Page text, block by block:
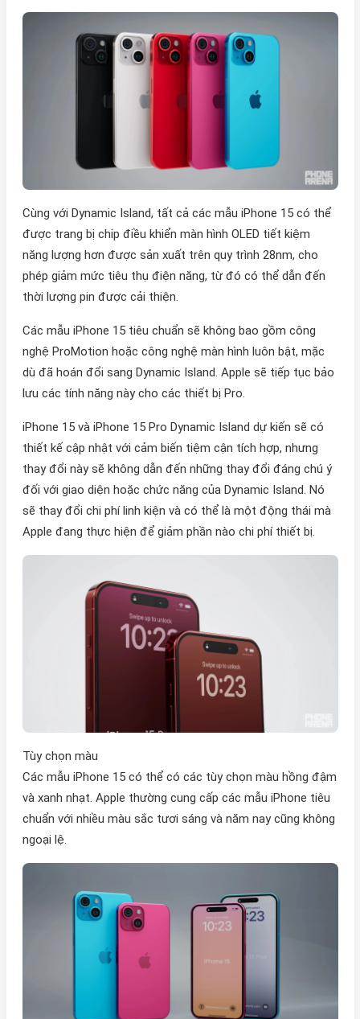
Cùng với Dynamic Island, tất cả các mẫu iPhone 15 có thể
được trang bị chip điều khiển màn hình OLED tiết kiệm
năng lượng hơn được sản xuất trên quy trình 28nm, cho
phép giảm mức tiêu thụ điện năng, từ đó có thể dẫn đến
thời lượng pin được cải thiện.
Các mẫu iPhone 15 tiêu chuẩn sẽ không bao gồm công
nghệ ProMotion hoặc công nghệ màn hình luôn bật, mặc
dù đã hoán đổi sang Dynamic Island. Apple sẽ tiếp tục bảo
lưu các tính năng này cho các thiết bị Pro.
iPhone 15 và iPhone 15 Pro Dynamic Island dự kiến sẽ có
thiết kế cập nhật với cảm biến tiệm cận tích hợp, nhưng
thay đổi này sẽ không dẫn đến những thay đổi đáng chú ý
đối với giao diện hoặc chức năng của Dynamic Island. Nó
sẽ thay đổi chi phí linh kiện và có thể là một động thái mà
Apple đang thực hiện để giảm phần nào chi phí thiết bị.
Tùy chọn màu
Các mẫu iPhone 15 có thể có các tùy chọn màu hồng đậm
và xanh nhạt. Apple thường cung cấp các mẫu iPhone tiêu
chuẩn với nhiều màu sắc tươi sáng và năm nay cũng không
ngoại lệ.